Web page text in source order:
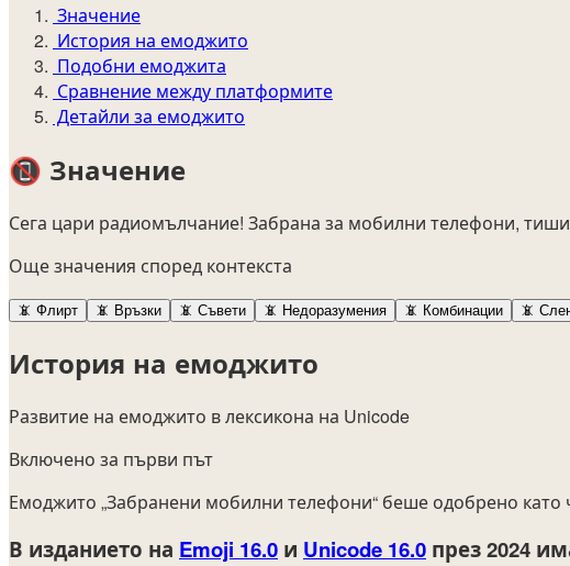
Значение
История на емоджито
Подобни емоджита
Сравнение между платформите
Детайли за емоджито
📵 Значение
Сега цари радиомълчание! Забрана за мобилни телефони,
Още значения според контекста
📵 Флирт 📵 Връзки 📵 Съвети 📵 Недоразумения 📵 Комбинации 📵
История на емоджито
Развитие на емоджито в лексикона на Unicode
Включено за първи път
Емоджито „Забранени мобилни телефони“ беше одобрено като
В изданието на Emoji 16.0 и Unicode 16.0 през 2024